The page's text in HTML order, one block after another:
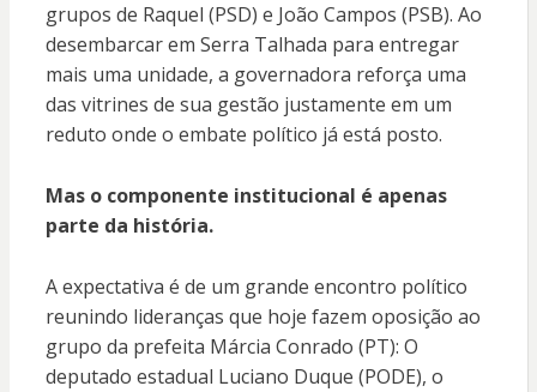
grupos de Raquel (PSD) e João Campos (PSB). Ao
desembarcar em Serra Talhada para entregar
mais uma unidade, a governadora reforça uma
das vitrines de sua gestão justamente em um
reduto onde o embate político já está posto.
Mas o componente institucional é apenas
parte da história.
A expectativa é de um grande encontro político
reunindo lideranças que hoje fazem oposição ao
grupo da prefeita Márcia Conrado (PT): O
deputado estadual Luciano Duque (PODE), o